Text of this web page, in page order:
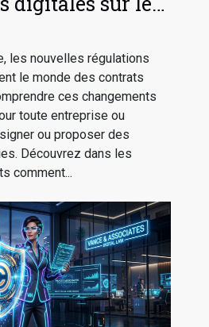
en ligne
les nouvelles régulations
le monde des contrats
ces changements
toute entreprise ou
ou proposer des
Découvrez dans les
comment...